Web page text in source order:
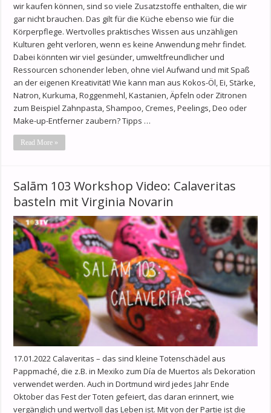
wir kaufen können, sind so viele Zusatzstoffe enthalten, die wir
gar nicht brauchen. Das gilt für die Küche ebenso wie für die
Körperpflege. Wertvolles praktisches Wissen aus unzähligen
Kulturen geht verloren, wenn es keine Anwendung mehr findet.
Dabei könnten wir viel gesünder, umweltfreundlicher und
Ressourcen schonender leben, ohne viel Aufwand und mit Spaß
an der eigenen Kreativität! Wie kann man aus Kokos-Öl, Ei, Stärke,
Natron, Kurkuma, Roggenmehl, Kastanien, Äpfeln oder Zitronen
zum Beispiel Zahnpasta, Shampoo, Cremes, Peelings, Deo oder
Make-up-Entferner zaubern? Tipps …
Read More »
Salām 103 Workshop Video: Calaveritas
basteln mit Virginia Novarin
17.01.2022 Calaveritas – das sind kleine Totenschädel aus
Pappmaché, die z.B. in Mexiko zum Día de Muertos als Dekoration
verwendet werden. Auch in Dortmund wird jedes Jahr Ende
Oktober das Fest der Toten gefeiert, das daran erinnert, wie
vergänglich und wertvoll das Leben ist. Mit von der Partie ist die